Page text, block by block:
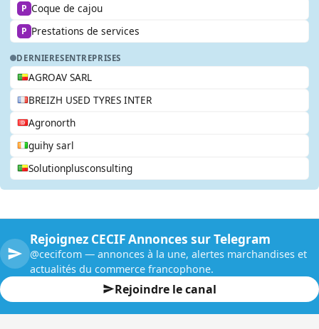
P Coque de cajou
P Prestations de services
DERNIERESENTREPRISES
AGROAV SARL
BREIZH USED TYRES INTER
Agronorth
guihy sarl
Solutionplusconsulting
Rejoignez CECIF Annonces sur Telegram
@cecifcom — annonces à la une, alertes marchandises et
actualités du commerce francophone.
Rejoindre le canal